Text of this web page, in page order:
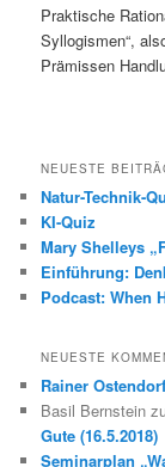
Praktische
Syllogismen“,
Prämissen
NEUESTE
Natur-Technik-
KI-Quiz
Mary Shelleys
Einführung:
Podcast: When
NEUESTE
Rainer Ostendorf
Basil Bernstein
Gute (16.5.2018)
Seminarplan